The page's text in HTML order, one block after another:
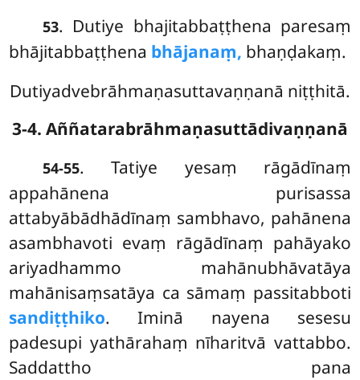
53. Dutiye bhajitabbaṭṭhena paresaṃ
bhājitabbaṭṭhena bhājanaṃ, bhaṇḍakaṃ.
Dutiyadvebrāhmaṇasuttavaṇṇanā niṭṭhitā.
3-4. Aññatarabrāhmaṇasuttādivaṇṇanā
54-55. Tatiye yesaṃ rāgādīnaṃ
appahānena purisassa
attabyābādhādīnaṃ sambhavo, pahānena
asambhavoti evaṃ rāgādīnaṃ pahāyako
ariyadhammo mahānubhāvatāya
mahānisaṃsatāya ca sāmaṃ passitabboti
sandiṭṭhiko. Iminā nayena sesesu
padesupi yathārahaṃ nīharitvā vattabbo.
Saddattho pana